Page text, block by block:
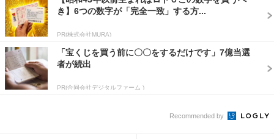
き】6つの数字が「完全一致」する方...
PR(株式会社MURA)
「宝くじを買う前に〇〇をするだけです」7億当選
者が続出
PR(合同会社デジタルファーム )
Recommended by